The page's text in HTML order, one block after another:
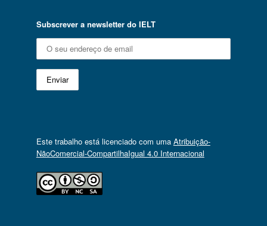
Subscrever a newsletter do IELT
Este trabalho está licenciado com uma Atribuição-
NãoComercial-CompartilhaIgual 4.0 Internacional